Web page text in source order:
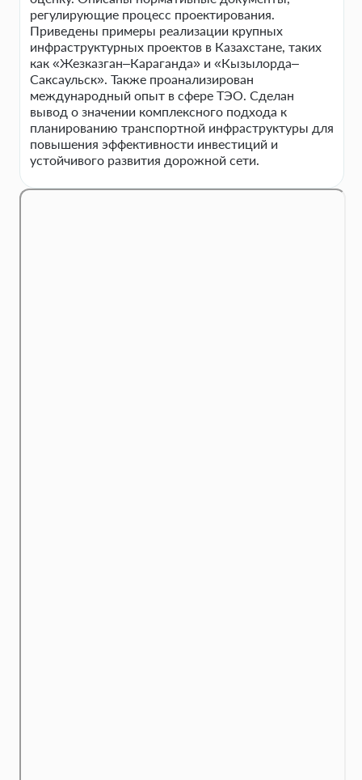
регулирующие процесс проектирования.
Приведены примеры реализации крупных
инфраструктурных проектов в Казахстане, таких
как «Жезказган–Караганда» и «Кызылорда–
Саксаульск». Также проанализирован
международный опыт в сфере ТЭО. Сделан
вывод о значении комплексного подхода к
планированию транспортной инфраструктуры для
повышения эффективности инвестиций и
устойчивого развития дорожной сети.